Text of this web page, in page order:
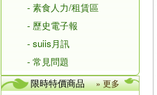
- 素食人力/租賃區
- 歷史電子報
- suiis月訊
- 常見問題
限時特價商品
» 更多